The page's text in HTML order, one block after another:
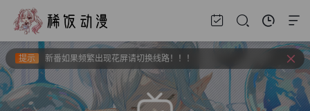
提示 视频载入速度跟网速有关，如果卡顿请挂亚洲地区加速器。
提示 新番如果频繁出现花屏请切换线路！！！
提示
上新建议、问题反馈请去bbs.xfchat.com
提示
请收藏官方导航页 xfani.com 或 稀饭动漫.com 以防失联。
提示
视频载入速度跟网速有关，如果卡顿请挂亚洲地区加速器。